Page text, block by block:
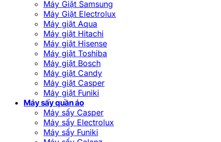
Máy Giặt Samsung
Máy Giặt Electrolux
Máy giặt Aqua
Máy giặt Hitachi
Máy giặt Hisense
Máy giặt Toshiba
Máy giặt Bosch
Máy giặt Candy
Máy giặt Casper
Máy giặt Funiki
Máy sấy quần áo
Máy sấy Casper
Máy sấy Electrolux
Máy sấy Funiki